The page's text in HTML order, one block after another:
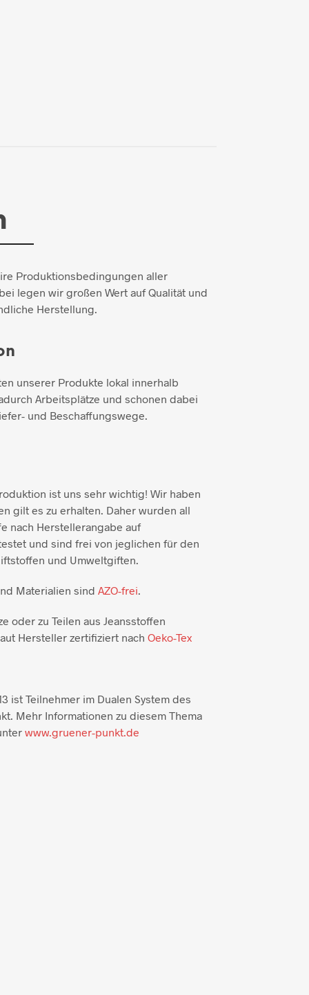
Produktionsbedingungen aller
legen wir großen Wert auf Qualität und
Herstellung.
unserer Produkte lokal innerhalb
Arbeitsplätze und schonen dabei
und Beschaffungswege.
ist uns sehr wichtig! Wir haben
gilt es zu erhalten. Daher wurden all
nach Herstellerangabe auf
und sind frei von jeglichen für den
und Umweltgiften.
Materialien sind AZO-frei
oder zu Teilen aus Jeansstoffen
Hersteller zertifiziert nachOeko-Tex
ist Teilnehmer im Dualen System des
Mehr Informationen zu diesem Thema
www.gruener-punkt.de